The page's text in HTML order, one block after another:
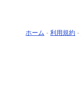
ホーム - 利用規約 -